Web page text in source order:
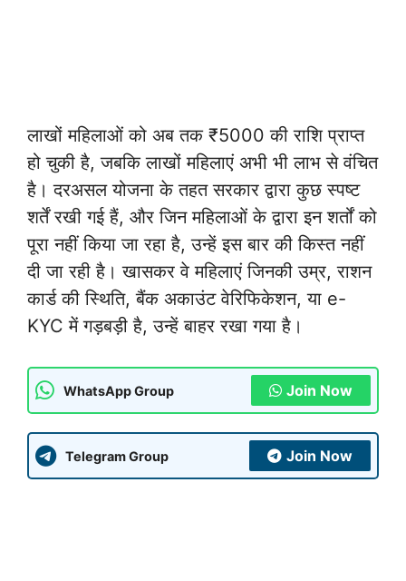
लाखों महिलाओं को अब तक ₹5000 की राशि प्राप्त
हो चुकी है, जबकि लाखों महिलाएं अभी भी लाभ से वंचित
है। दरअसल योजना के तहत सरकार द्वारा कुछ स्पष्ट
शर्तें रखी गई हैं, और जिन महिलाओं के द्वारा इन शर्तों को
पूरा नहीं किया जा रहा है, उन्हें इस बार की किस्त नहीं
दी जा रही है। खासकर वे महिलाएं जिनकी उम्र, राशन
कार्ड की स्थिति, बैंक अकाउंट वेरिफिकेशन, या e-
KYC में गड़बड़ी है, उन्हें बाहर रखा गया है।
WhatsApp Group Join Now
Telegram Group Join Now